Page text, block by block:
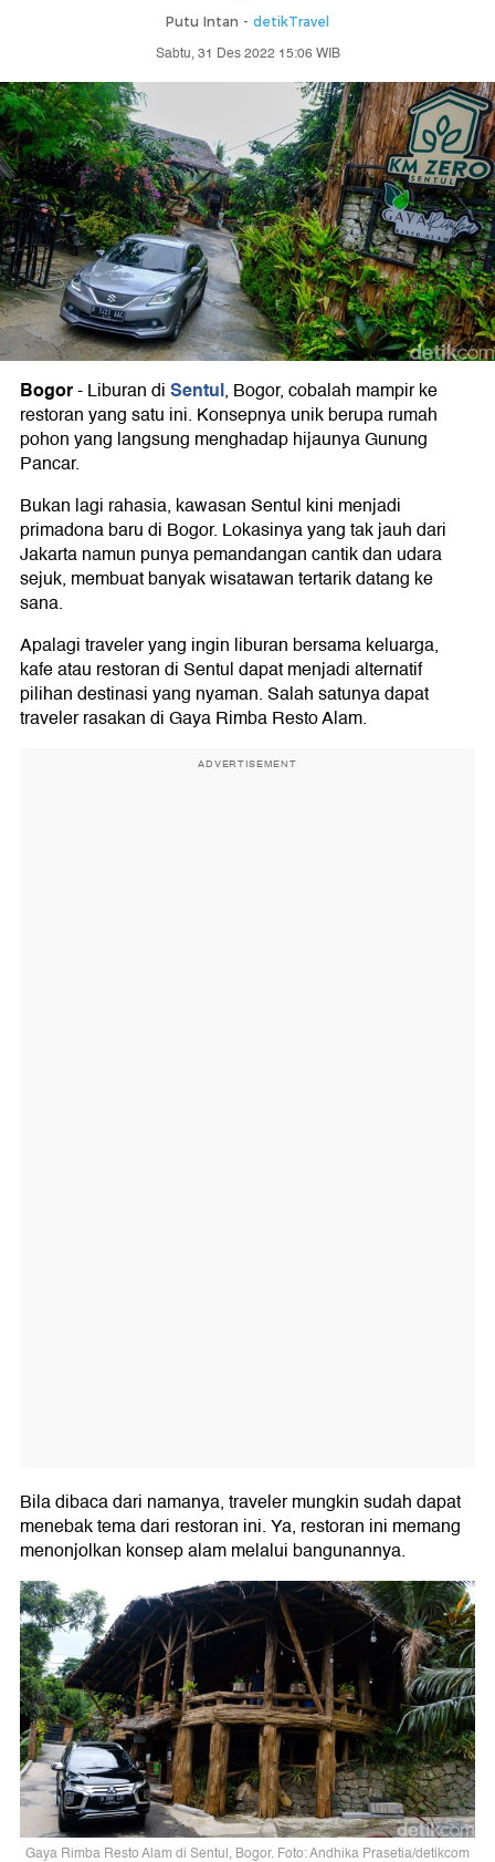
Putu Intan - detikTravel
Sabtu, 31 Des 2022 15:06 WIB
Bogor-Liburan diSentul, Bogor, cobalah mampir ke
restoran yang satu ini. Konsepnya unik berupa rumah
pohon yang langsung menghadap hijaunya Gunung
Pancar.
Bukan lagi rahasia, kawasan Sentul kini menjadi
primadona baru di Bogor. Lokasinya yang tak jauh dari
Jakarta namun punya pemandangan cantik dan udara
sejuk, membuat banyak wisatawan tertarik datang ke
sana.
Apalagi traveler yang ingin liburan bersama keluarga,
kafe atau restoran di Sentul dapat menjadi alternatif
pilihan destinasi yang nyaman. Salah satunya dapat
traveler rasakan di Gaya Rimba Resto Alam.
ADVERTISEMENT
Bila dibaca dari namanya, traveler mungkin sudah dapat
menebak tema dari restoran ini. Ya, restoran ini memang
menonjolkan konsep alam melalui bangunannya.
Gaya Rimba Resto Alam di Sentul, Bogor. Foto: Andhika Prasetia/detikcom